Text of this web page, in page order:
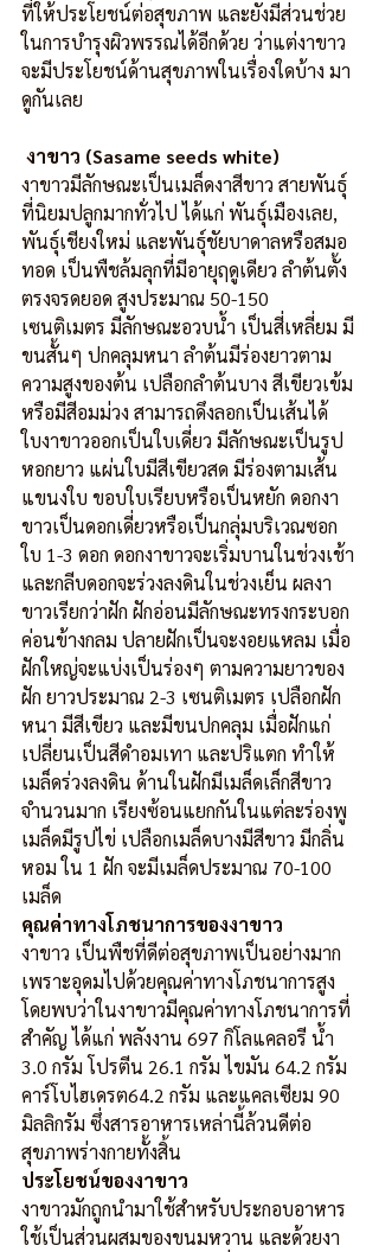
ที่ให้ประโยชน์ต่อสุขภาพ และยังมีส่วนช่วย
ในการบำรุงผิวพรรณได้อีกด้วย ว่าแต่งาขาว
จะมีประโยชน์ด้านสุขภาพในเรื่องใดบ้าง มา
ดูกันเลย
งาขาว (Sasame seeds white)
งาขาวมีลักษณะเป็นเมล็ดงาสีขาว สายพันธุ์
ที่นิยมปลูกมากทั่วไป ได้แก่ พันธุ์เมืองเลย,
พันธุ์เชียงใหม่ และพันธุ์ชัยบาดาลหรือสมอ
ทอด เป็นพืชล้มลุกที่มีอายุฤดูเดียว ลำต้นตั้ง
ตรงจรดยอด สูงประมาณ 50-150
เซนติเมตร มีลักษณะอวบน้ำ เป็นสี่เหลี่ยม มี
ขนสั้นๆ ปกคลุมหนา ลำต้นมีร่องยาวตาม
ความสูงของต้น เปลือกลำต้นบาง สีเขียวเข้ม
หรือมีสีอมม่วง สามารถดึงลอกเป็นเส้นได้
ใบงาขาวออกเป็นใบเดี่ยว มีลักษณะเป็นรูป
หอกยาว แผ่นใบมีสีเขียวสด มีร่องตามเส้น
แขนงใบ ขอบใบเรียบหรือเป็นหยัก ดอกงา
ขาวเป็นดอกเดี่ยวหรือเป็นกลุ่มบริเวณซอก
ใบ 1-3 ดอก ดอกงาขาวจะเริ่มบานในช่วงเช้า
และกลีบดอกจะร่วงลงดินในช่วงเย็น ผลงา
ขาวเรียกว่าฝัก ฝักอ่อนมีลักษณะทรงกระบอก
ค่อนข้างกลม ปลายฝักเป็นจะงอยแหลม เมื่อ
ฝักใหญ่จะแบ่งเป็นร่องๆ ตามความยาวของ
ฝัก ยาวประมาณ 2-3 เซนติเมตร เปลือกฝัก
หนา มีสีเขียว และมีขนปกคลุม เมื่อฝักแก่
เปลี่ยนเป็นสีดำอมเทา และปริแตก ทำให้
เมล็ดร่วงลงดิน ด้านในฝักมีเมล็ดเล็กสีขาว
จำนวนมาก เรียงซ้อนแยกกันในแต่ละร่องพู
เมล็ดมีรูปไข่ เปลือกเมล็ดบางมีสีขาว มีกลิ่น
หอม ใน 1 ฝัก จะมีเมล็ดประมาณ 70-100
เมล็ด
คุณค่าทางโภชนาการของงาขาว
งาขาว เป็นพืชที่ดีต่อสุขภาพเป็นอย่างมาก
เพราะอุดมไปด้วยคุณค่าทางโภชนาการสูง
โดยพบว่าในงาขาวมีคุณค่าทางโภชนาการที่
สำคัญ ได้แก่ พลังงาน 697 กิโลแคลอรี น้ำ
3.0 กรัม โปรตีน 26.1 กรัม ไขมัน 64.2 กรัม
คาร์โบไฮเดรต64.2 กรัม และแคลเซียม 90
มิลลิกรัม ซึ่งสารอาหารเหล่านี้ล้วนดีต่อ
สุขภาพร่างกายทั้งสิ้น
ประโยชน์ของงาขาว
งาขาวมักถูกนำมาใช้สำหรับประกอบอาหาร
ใช้เป็นส่วนผสมของขนมหวาน และด้วยงา